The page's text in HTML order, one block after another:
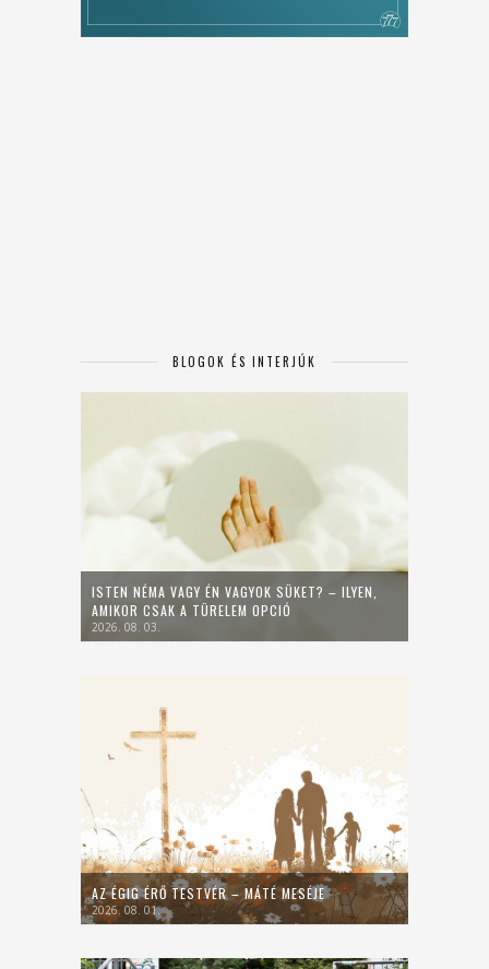
BLOGOK ÉS INTERJÚK
ISTEN NÉMA VAGY ÉN VAGYOK SÜKET? – ILYEN,
AMIKOR CSAK A TÜRELEM OPCIÓ
2026. 08. 03.
AZ ÉGIG ÉRŐ TESTVÉR – MÁTÉ MESÉJE
2026. 08. 01.